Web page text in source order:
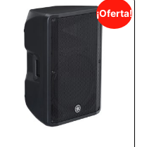
¡Oferta!